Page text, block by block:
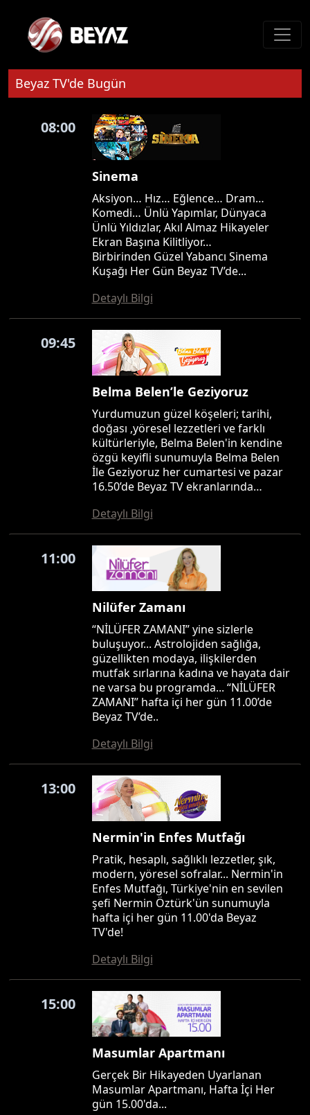
Beyaz TV'de Bugün
08:00
Sinema
Aksiyon… Hız… Eğlence… Dram…
Komedi… Ünlü Yapımlar, Dünyaca
Ünlü Yıldızlar, Akıl Almaz Hikayeler
Ekran Başına Kilitliyor…
Birbirinden Güzel Yabancı Sinema
Kuşağı Her Gün Beyaz TV’de...
Detaylı Bilgi
09:45
Belma Belen’le Geziyoruz
Yurdumuzun güzel köşeleri; tarihi,
doğası ,yöresel lezzetleri ve farklı
kültürleriyle, Belma Belen'in kendine
özgü keyifli sunumuyla Belma Belen
İle Geziyoruz her cumartesi ve pazar
16.50’de Beyaz TV ekranlarında…
Detaylı Bilgi
11:00
Nilüfer Zamanı
“NİLÜFER ZAMANI” yine sizlerle
buluşuyor... Astrolojiden sağlığa,
güzellikten modaya, ilişkilerden
mutfak sırlarına kadına ve hayata dair
ne varsa bu programda... “NİLÜFER
ZAMANI” hafta içi her gün 11.00’de
Beyaz TV’de..
Detaylı Bilgi
13:00
Nermin'in Enfes Mutfağı
Pratik, hesaplı, sağlıklı lezzetler, şık,
modern, yöresel sofralar... Nermin'in
Enfes Mutfağı, Türkiye'nin en sevilen
şefi Nermin Öztürk'ün sunumuyla
hafta içi her gün 11.00'da Beyaz
TV'de!
Detaylı Bilgi
15:00
Masumlar Apartmanı
Gerçek Bir Hikayeden Uyarlanan
Masumlar Apartmanı, Hafta İçi Her
gün 15.00'da...